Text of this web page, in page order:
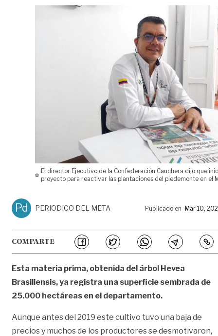
El director Ejecutivo de la Confederación Cauchera dijo que
proyecto para reactivar las plantaciones del piedemonte en el
Pd PERIODICO DEL META Publicado en Mar 10,
COMPARTE
Esta materia prima, obtenida del árbol Hevea
Brasiliensis, ya registra una superficie sembrada de
25.000 hectáreas en el departamento.
Aunque antes del 2019 este cultivo tuvo una baja de
precios y muchos de los productores se desmotivaron,